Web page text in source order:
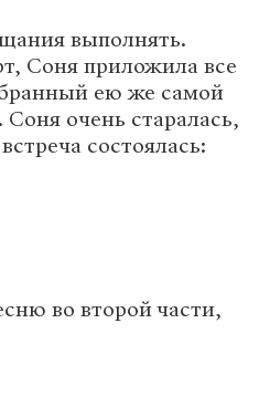
выполнять.
Соня приложила все
ею же самой
очень старалась,
состоялась:
во второй части,